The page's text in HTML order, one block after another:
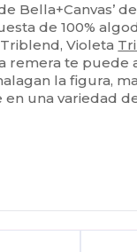
Bella+Canvas’
de 100%
Violeta
remera te
la figura,
en una variedad